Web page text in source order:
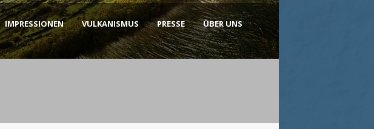
IMPRESSIONEN VULKANISMUS PRESSE ÜBER UNS